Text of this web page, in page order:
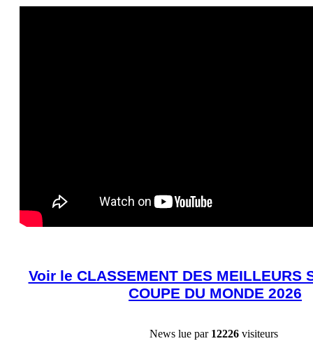
Voir le CLASSEMENT DES MEILLEURS
COUPE DU MONDE 2026
News lue par 12226 visiteurs